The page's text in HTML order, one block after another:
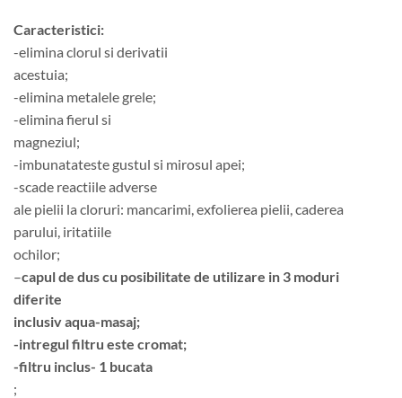
Caracteristici:
-elimina clorul si derivatii
acestuia;
-elimina metalele grele;
-elimina fierul si
magneziul;
-imbunatateste gustul si mirosul apei;
-scade reactiile adverse
ale pielii la cloruri: mancarimi, exfolierea pielii, caderea
parului, iritatiile
ochilor;
–capul de dus cu posibilitate de utilizare in 3 moduri
diferite
inclusiv aqua-masaj;
-intregul filtru este cromat;
-filtru inclus- 1 bucata
;